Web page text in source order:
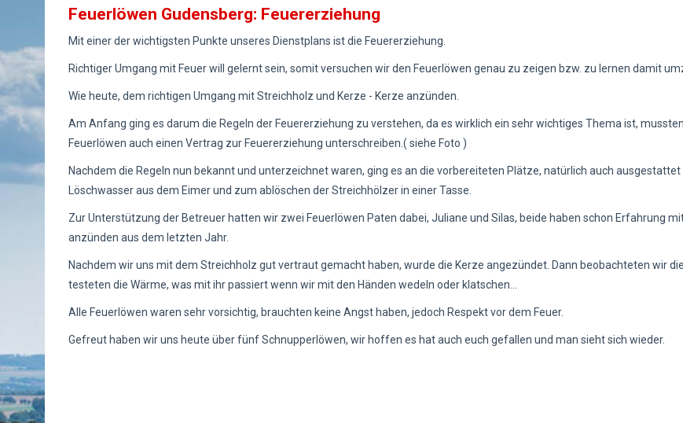
Feuerlöwen Gudensberg: Feuererziehung
Mit einer der wichtigsten Punkte unseres Dienstplans ist die Feuererziehung.
Richtiger Umgang mit Feuer will gelernt sein, somit versuchen wir den Feuerlöwen genau zu zeigen bzw. zu lernen damit
Wie heute, dem richtigen Umgang mit Streichholz und Kerze - Kerze anzünden.
Am Anfang ging es darum die Regeln der Feuererziehung zu verstehen, da es wirklich ein sehr wichtiges Thema ist,
Feuerlöwen auch einen Vertrag zur Feuererziehung unterschreiben.( siehe Foto )
Nachdem die Regeln nun bekannt und unterzeichnet waren, ging es an die vorbereiteten Plätze, natürlich auch
Löschwasser aus dem Eimer und zum ablöschen der Streichhölzer in einer Tasse.
Zur Unterstützung der Betreuer hatten wir zwei Feuerlöwen Paten dabei, Juliane und Silas, beide haben schon Erfahrung
anzünden aus dem letzten Jahr.
Nachdem wir uns mit dem Streichholz gut vertraut gemacht haben, wurde die Kerze angezündet. Dann beobachteten wir
testeten die Wärme, was mit ihr passiert wenn wir mit den Händen wedeln oder klatschen...
Alle Feuerlöwen waren sehr vorsichtig, brauchten keine Angst haben, jedoch Respekt vor dem Feuer.
Gefreut haben wir uns heute über fünf Schnupperlöwen, wir hoffen es hat auch euch gefallen und man sieht sich wieder.